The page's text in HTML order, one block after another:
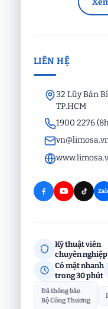
LIÊN HỆ
32 Lũy Bán
TP.HCM
1900 2276
Kỹ thuật viên
chuyên nghiệp
Có mặt nhanh
trong 30 phút
Đã thông báo
Bộ Công Thương